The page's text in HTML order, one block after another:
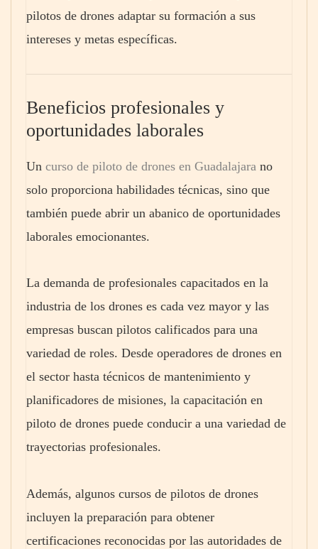
pilotos de drones adaptar su formación a sus
intereses y metas específicas.
Beneficios profesionales y
oportunidades laborales
Un curso de piloto de drones en Guadalajara no
solo proporciona habilidades técnicas, sino que
también puede abrir un abanico de oportunidades
laborales emocionantes.
La demanda de profesionales capacitados en la
industria de los drones es cada vez mayor y las
empresas buscan pilotos calificados para una
variedad de roles. Desde operadores de drones en
el sector hasta técnicos de mantenimiento y
planificadores de misiones, la capacitación en
piloto de drones puede conducir a una variedad de
trayectorias profesionales.
Además, algunos cursos de pilotos de drones
incluyen la preparación para obtener
certificaciones reconocidas por las autoridades de